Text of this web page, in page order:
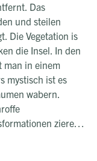
Das
und steilen
Die Vegetation is
die Insel. In den
man in einem
mystisch ist es
wabern.
zieren
Madeira ist eine